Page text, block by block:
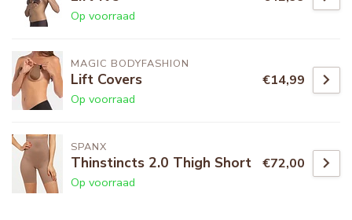
Op voorraad
MAGIC BODYFASHION
Lift Covers
Op voorraad
€14,99
SPANX
Thinstincts 2.0 Thigh Short
Op voorraad
€72,00